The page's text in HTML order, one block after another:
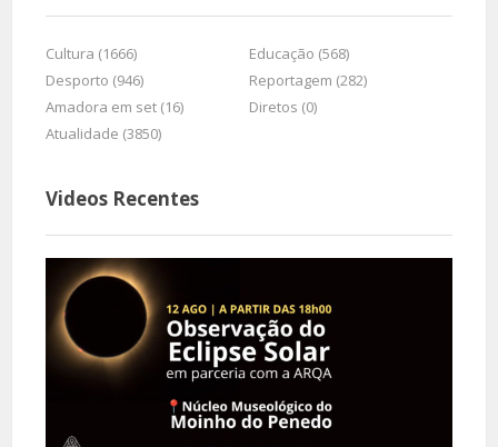
Cultura (1666)
Educação (568)
Desporto (946)
Reportagem (282)
Amadora em set (16)
Diretos (0)
Atualidade (3850)
Videos Recentes